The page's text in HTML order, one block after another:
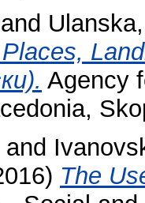
and
Agency
and
The